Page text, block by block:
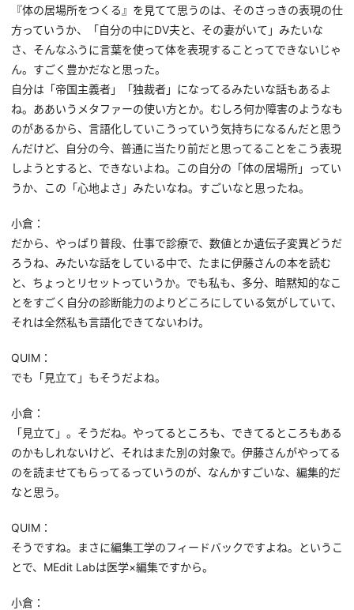
『体の居場所をつくる』を見てて思うのは、そのさっきの表現の仕
方っていうか、「自分の中にDV夫と、その妻がいて」みたいな
さ、そんなふうに言葉を使って体を表現することってできないじゃ
ん。すごく豊かだなと思った。
自分は「帝国主義者」「独裁者」になってるみたいな話もあるよ
ね。ああいうメタファーの使い方とか。むしろ何か障害のようなも
のがあるから、言語化していこうっていう気持ちになるんだと思う
んだけど、自分の今、普通に当たり前だと思ってることをこう表現
しようとすると、できないよね。この自分の「体の居場所」ってい
うか、この「心地よさ」みたいなね。すごいなと思ったね。
小倉：
だから、やっぱり普段、仕事で診療で、数値とか遺伝子変異どうだ
ろうね、みたいな話をしている中で、たまに伊藤さんの本を読む
と、ちょっとリセットっていうか。でも私も、多分、暗黙知的なこ
とをすごく自分の診断能力のよりどころにしている気がしていて、
それは全然私も言語化できてないわけ。
QUIM：
でも「見立て」もそうだよね。
小倉：
「見立て」。そうだね。やってるところも、できてるところもある
のかもしれないけど、それはまた別の対象で。伊藤さんがやってる
のを読ませてもらってるっていうのが、なんかすごいな、編集的だ
なと思う。
QUIM：
そうですね。まさに編集工学のフィードバックですよね。というこ
とで、MEdit Labは医学×編集ですから。
小倉：